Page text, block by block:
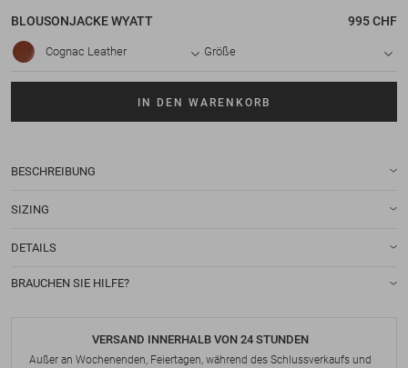
BLOUSONJACKEWYATT 995 CHF
Cognac Leather Größe
IN DEN WARENKORB
BESCHREIBUNG
SIZING
DETAILS
BRAUCHEN SIE HILFE?
VERSAND INNERHALB VON 24 STUNDEN
Außer an Wochenenden, Feiertagen, während des Schlussverkaufs und